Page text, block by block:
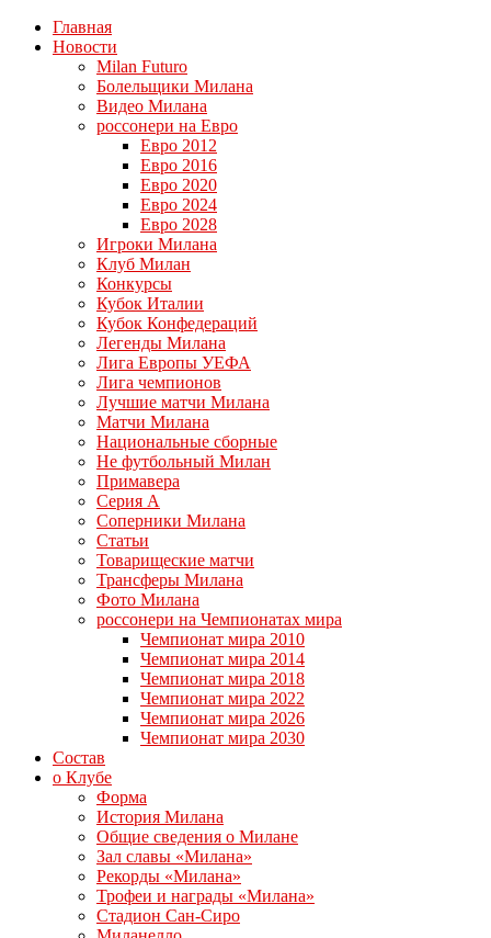
Главная
Новости
Milan Futuro
Болельщики Милана
Видео Милана
россонери на Евро
Евро 2012
Евро 2016
Евро 2020
Евро 2024
Евро 2028
Игроки Милана
Клуб Милан
Конкурсы
Кубок Италии
Кубок Конфедераций
Легенды Милана
Лига Европы УЕФА
Лига чемпионов
Лучшие матчи Милана
Матчи Милана
Национальные сборные
Не футбольный Милан
Примавера
Серия А
Соперники Милана
Статьи
Товарищеские матчи
Трансферы Милана
Фото Милана
россонери на Чемпионатах мира
Чемпионат мира 2010
Чемпионат мира 2014
Чемпионат мира 2018
Чемпионат мира 2022
Чемпионат мира 2026
Чемпионат мира 2030
Состав
о Клубе
Форма
История Милана
Общие сведения о Милане
Зал славы «Милана»
Рекорды «Милана»
Трофеи и награды «Милана»
Стадион Сан-Сиро